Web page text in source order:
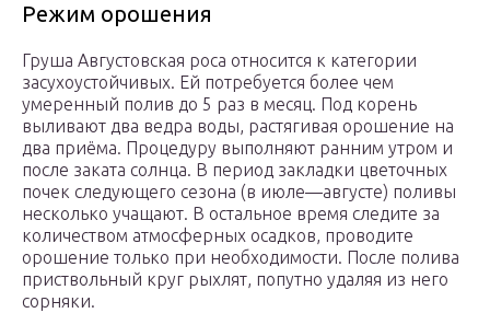
Режим орошения
Груша Августовская роса относится к категории
засухоустойчивых. Ей потребуется более чем
умеренный полив до 5 раз в месяц. Под корень
выливают два ведра воды, растягивая орошение на
два приёма. Процедуру выполняют ранним утром и
после заката солнца. В период закладки цветочных
почек следующего сезона (в июле—августе) поливы
несколько учащают. В остальное время следите за
количеством атмосферных осадков, проводите
орошение только при необходимости. После полива
приствольный круг рыхлят, попутно удаляя из него
сорняки.